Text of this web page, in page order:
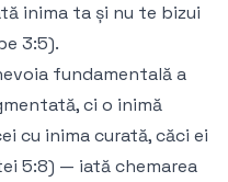
inima ta și nu te bizui
3:5).
fundamentală a
ci o inimă
cu inima curată, căci ei
5:8) — iată chemarea